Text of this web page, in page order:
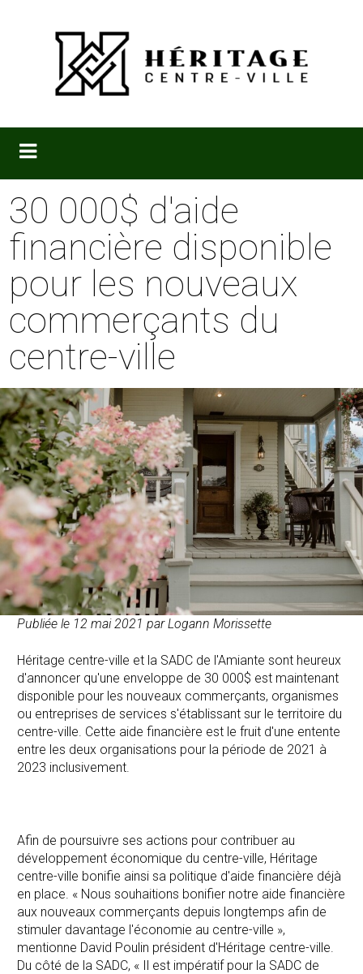
30 000$ d'aide
financière disponible
pour les nouveaux
commerçants du
centre-ville
Publiée le 12 mai 2021 par Logann Morissette
Héritage centre-ville et la SADC de l'Amiante sont heureux
d'annoncer qu'une enveloppe de 30 000$ est maintenant
disponible pour les nouveaux commerçants, organismes
ou entreprises de services s'établissant sur le territoire du
centre-ville. Cette aide financière est le fruit d'une entente
entre les deux organisations pour la période de 2021 à
2023 inclusivement.
Afin de poursuivre ses actions pour contribuer au
développement économique du centre-ville, Héritage
centre-ville bonifie ainsi sa politique d'aide financière déjà
en place. « Nous souhaitions bonifier notre aide financière
aux nouveaux commerçants depuis longtemps afin de
stimuler davantage l'économie au centre-ville »,
mentionne David Poulin président d'Héritage centre-ville.
Du côté de la SADC, « Il est impératif pour la SADC de